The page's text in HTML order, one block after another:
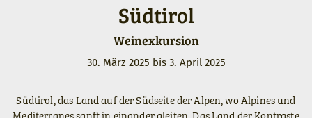
Südtirol
Weinexkursion
30. März 2025 bis 3. April 2025
Südtirol, das Land auf der Südseite der Alpen, wo Alpines und